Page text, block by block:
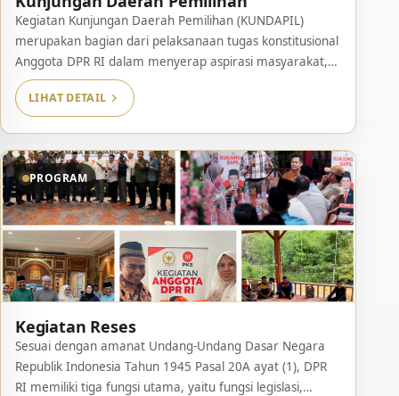
Kegiatan Kunjungan Daerah Pemilihan (KUNDAPIL)
merupakan bagian dari pelaksanaan tugas konstitusional
Anggota DPR RI dalam menyerap aspirasi masyarakat,
membangun komunikasi langsung dengan konstituen,
serta memantau kondisi sosial, ekonomi, dan
masyarakat di wilayah Daerah Pemilihan Riau I. Selama
periode Januari hingga Desember 2025, kegiatan […]
LIHAT DETAIL
PROGRAM
Kegiatan Reses
Sesuai dengan amanat Undang-Undang Dasar Negara
Republik Indonesia Tahun 1945 Pasal 20A ayat (1), DPR
RI memiliki tiga fungsi utama, yaitu fungsi legislasi,